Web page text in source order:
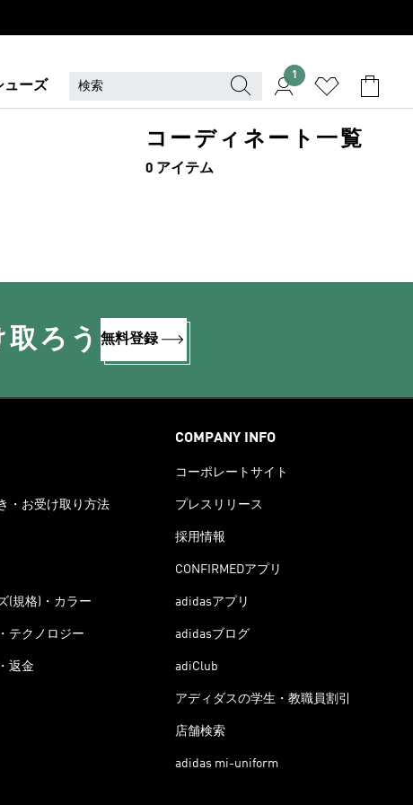
ューズ
1
コーディネート一覧
0 アイテム
取ろう 無料登録
・お受け取り方法
(規格)・カラー
テクノロジー
返金
COMPANY INFO
コーポレートサイト
プレスリリース
採用情報
CONFIRMEDアプリ
adidasアプリ
adidasブログ
adiClub
アディダスの学生・教職員割引
店舗検索
adidas mi-uniform